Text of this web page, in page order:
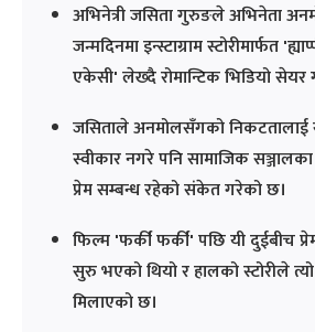
अभिनेत्री जसिता गुरुङले अभिनेता
जन्मदिनमा इन्स्टाग्राम स्टोरीमार्फत
एकेसी' लेख्दै रोमान्टिक भिडियो
जसिताले अनमोलसँगको निकटतालाई
स्वीकार नगरे पनि सामाजिक
प्रेम सम्बन्ध रहेको संकेत गरेको छ।
फिल्म 'फर्की फर्की' पछि यी दुईबीच
सुरु भएको थियो र हालको स्टोरीले
मिलाएको छ।